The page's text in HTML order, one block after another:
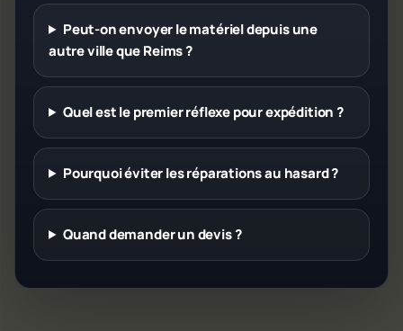
Peut-on envoyer le matériel depuis une
autre ville que Reims ?
Quel est le premier réflexe pour expédition ?
Pourquoi éviter les réparations au hasard ?
Quand demander un devis ?